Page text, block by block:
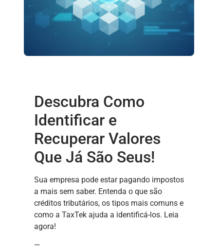
Descubra Como
Identificar e
Recuperar Valores
Que Já São Seus!
Sua empresa pode estar pagando impostos
a mais sem saber. Entenda o que são
créditos tributários, os tipos mais comuns e
como a TaxTek ajuda a identificá-los. Leia
agora!
—